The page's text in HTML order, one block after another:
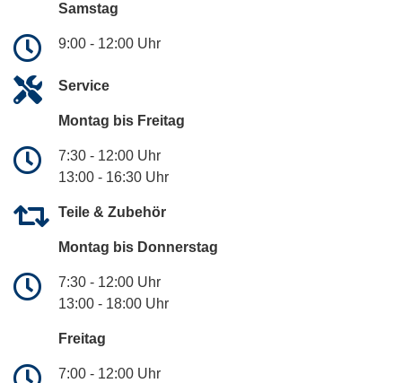
Samstag
9:00 - 12:00 Uhr
Service
Montag bis Freitag
7:30 - 12:00 Uhr
13:00 - 16:30 Uhr
Teile & Zubehör
Montag bis Donnerstag
7:30 - 12:00 Uhr
13:00 - 18:00 Uhr
Freitag
7:00 - 12:00 Uhr